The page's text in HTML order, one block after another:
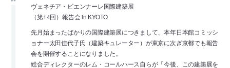
ヴェネチア・ビエンナーレ国際建築展
（第14回）報告会 in KYOTO
先月始まったばかりの国際建築展につきまして、本年日本館コミッシ
ョナー太田佳代子氏（建築キュレーター）が東京に次ぎ京都でも報告
会を開催することになりました。
総合ディレクターのレム・コールハース自らが「今後、この建築展を